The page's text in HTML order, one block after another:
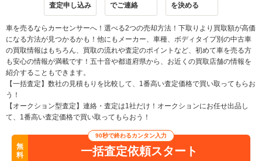
査定申し込み
でご連絡
を決める
車を売るならカーセンサーへ！選べる2つの売却方法！下取りより買取額が高価
になる方法が見つかるかも！他にもメーカー、車種、ボディタイプ別の中古車
の買取情報はもちろん、買取の流れや査定のポイントなど、初めて車を売る方
も安心の情報が満載です！五十音や都道府県から、お近くの買取店舗の情報を
紹介することもできます。
【一括査定】数社の見積もりを比較して、1番高い査定価格で買い取ってもらお
う！
【オークション型査定】連絡・査定は1社だけ！オークションにお任せ出品し
て、1番高い査定価格で買い取ってもらおう！
無
料
90秒で終わるカンタン入力
一括査定依頼スタート